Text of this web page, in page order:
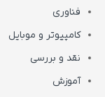
فناوری
کامپیوتر و موبایل
نقد و بررسی
آموزش